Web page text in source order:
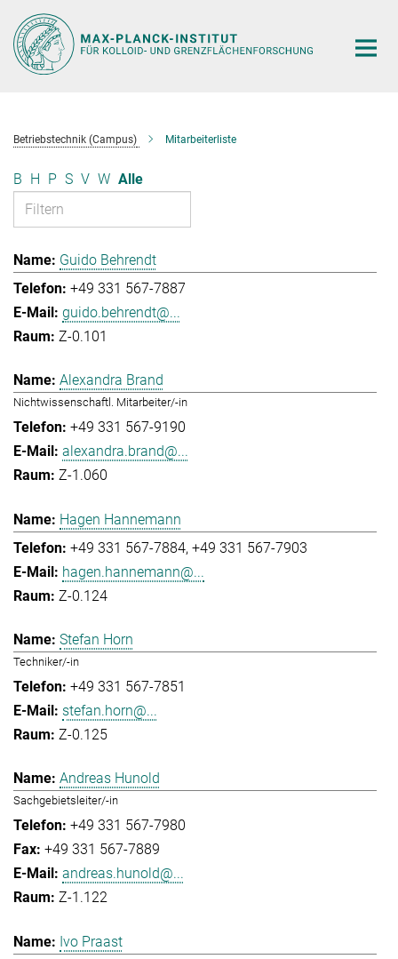
Hauptinhalt
Betriebstechnik (Campus) Mitarbeiterliste
B H P S V W Alle
Guido Behrendt
+49 331 567-7887
guido.behrendt@...
Z-0.101
Alexandra Brand
Nichtwissenschaftl. Mitarbeiter/-in
+49 331 567-9190
alexandra.brand@...
Z-1.060
Hagen Hannemann
+49 331 567-7884 +49 331 567-7903
hagen.hannemann@...
Z-0.124
Stefan Horn
Techniker/-in
+49 331 567-7851
stefan.horn@...
Z-0.125
Andreas Hunold
Sachgebietsleiter/-in
+49 331 567-7980
+49 331 567-7889
andreas.hunold@...
Z-1.122
Ivo Praast